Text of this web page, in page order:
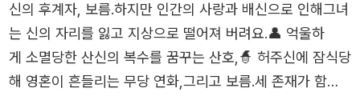
으로 잠식하려는 악귀들과의 한판 승부가 이제 시작된다. 영
원한 어둠을 원하는 자... 강력한 힘을 가진, 그러나 선하디
선한 영향력을 가진 보름과 산호 그리고 연화가 휘두르는 살
을 맞을 지니... <파묘> 못지않은 빅 재미를 선사하는 오컬
산군이 함께 하게 되었다. 돈이 없으면 살아갈 수 없는 세상
인만큼 평상시 이상한 일, 그러니까 악귀들을 퇴치하는 그런
일들을 의뢰받아 처리하는 것으로 돈을 벌고 있던 중 한 의
뢰를 해결하려다 인간 한 명도 곁에 두게 된다. 허주신에 잡
호'가 늘 함께 하는데, 티격태격하는 것이 찐남매 같아서 절
로 웃음이 나네요. '보름'과 '산호'는 각자의 사연 때문에 어
쩔 수 없이 인간 행세를 하며 악귀 퇴치를 주업으로 삼고 있
신의 후계자, 보름.하지만 인간의 사랑과 배신으로 인해그녀
는 신의 자리를 잃고 지상으로 떨어져 버려요.👤 억울하
게 소멸당한 산신의 복수를 꿈꾸는 산호,🧙 허주신에 잠식당
해 영혼이 흔들리는 무당 연화,그리고 보름.세 존재가 함